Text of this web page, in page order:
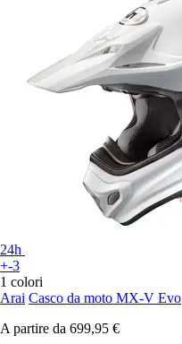
24h
+-3
1 colori
Arai Casco da moto MX-V Evo
A partire da 699,95 €